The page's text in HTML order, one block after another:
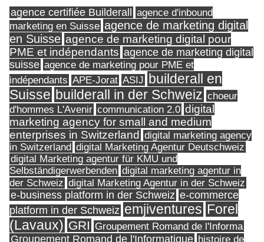
agence certifiée Builderall
agence d'inbound
marketing en Suisse agence de marketing digital
en Suisse agence de marketing digital pour
PME et indépendants agence de marketing digital
suisse agence de marketing pour PME et
indépendants APE-Jorat ASIJ builderall en
Suisse builderall in der Schweiz choeur
d'hommes L'Avenir communication 2.0 digital
marketing agency for small and medium
enterprises in Switzerland digital marketing agency
in Switzerland digital Marketing Agentur Deutschweiz
digital Marketing agentur für KMU und
Selbständigerwerbenden digital marketing agentur in
der Schweiz digital Marketing Agentur in der Schweiz
e-business platform in der Schweiz e-commerce
platform in der Schweiz emjiventures Forel
(Lavaux) GRI Groupement Romand de l'Informa
Groupement Romand de l'Informatique histoire de